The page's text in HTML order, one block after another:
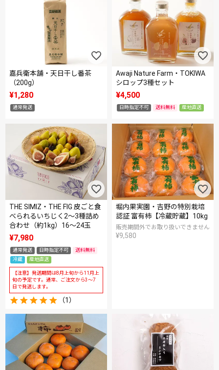
嘉兵衛本舗・天日干し番茶
（200g）
¥1,280
通常発送
Awaji Nature Farm・TOKIWA
シロップ3種セット
¥4,500
日時指定不可 送料無料 産地直送
THE SIMIZ・THE FIG 皮ごと食
べられるいちじく2～3種詰め
合わせ（約1kg）16～24玉
¥7,980
通常発送 日時指定不可
送料無料
冷蔵
産地直送
【注意】発送期間は8月上旬から11月上
旬の予定です。通常、ご注文から3～7
日で発送します。
（1）
堀内果実園・吉野の特別栽培
認証 富有柿【冷蔵貯蔵】10kg
販売期間外でお取り扱いできません
¥9,580